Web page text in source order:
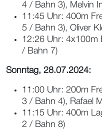
4 / Bahn 3), Melvin
11:45 Uhr: 400m
5 / Bahn 3), Oliver
12:26 Uhr: 4x100m
/ Bahn 7)
Sonntag, 28.07.2024:
11:00 Uhr: 200m
3 / Bahn 4), Rafael
11:15 Uhr: 400m
2 / Bahn 8)